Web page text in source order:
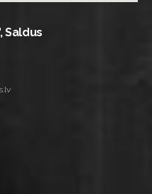
Saldus